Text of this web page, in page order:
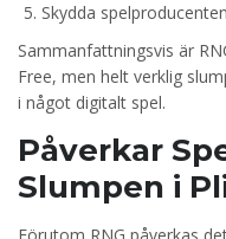
Skydda
Sammanfattningsvis är
Free, men helt verklig
i något digitalt spel.
Påverkar
Slumpen i